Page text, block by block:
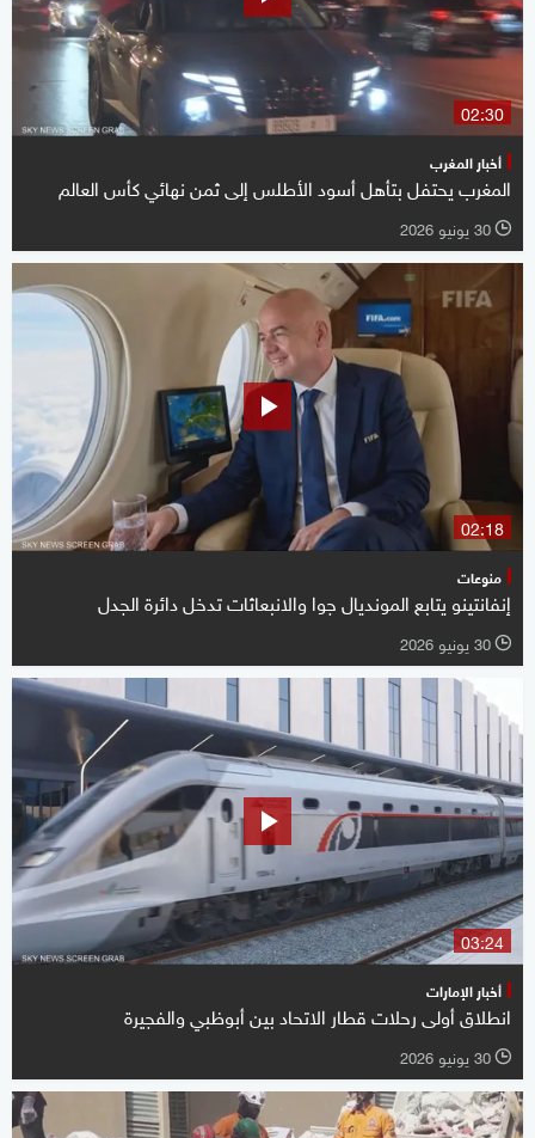
02:30
أخبار المغرب
المغرب يحتفل بتأهل أسود الأطلس إلى ثمن نهائي كأس العالم
l 30 يونيو 2026
02:18
منوعات
إنفانتينو يتابع المونديال جوا والانبعاثات تدخل دائرة الجدل
l 30 يونيو 2026
03:24
أخبار الإمارات
انطلاق أولى رحلات قطار الاتحاد بين أبوظبي والفجيرة
l 30 يونيو 2026